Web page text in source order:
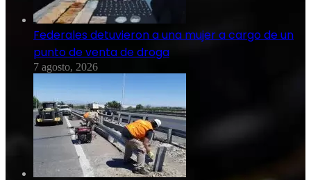
Federales detuvieron a una mujer a cargo de un
punto de venta de droga
7 agosto, 2026